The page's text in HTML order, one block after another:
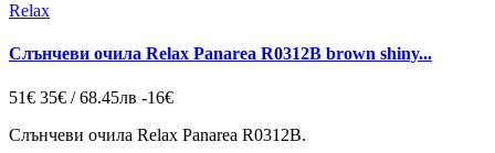
Relax
Слънчеви очила Relax Panarea R0312B brown shiny...
51€ 35€ / 68.45лв -16€
Слънчеви очила Relax Panarea R0312B.